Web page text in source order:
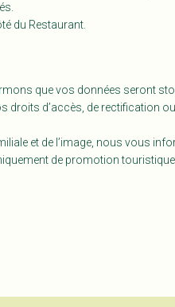
du Restaurant.
que vos données seront
d’accès, de rectification
et de l’image, nous vous
de promotion